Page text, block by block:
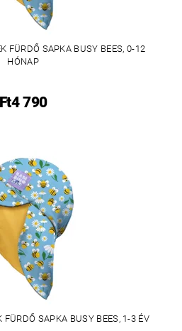
FÜRDŐ SAPKA BUSY BEES, 0-12
HÓNAP
Ft4 790
FÜRDŐ SAPKA BUSY BEES, 1-3 ÉV